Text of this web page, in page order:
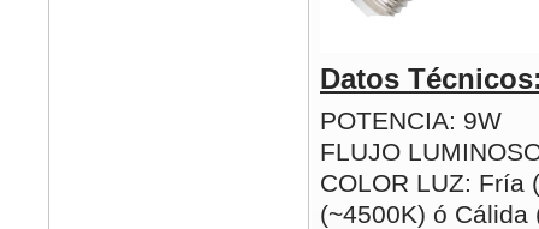
Datos
POTENCIA: 9W
FLUJO
COLOR LUZ: Fría
(~4500K) ó Cálida